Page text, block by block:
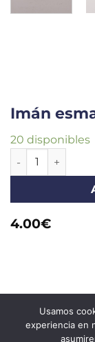
Imán
20 disponibles
4.00€
Usamos
experiencia en